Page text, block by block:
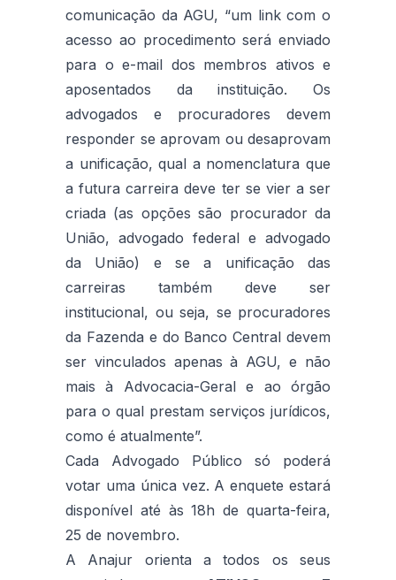
comunicação da AGU, “um link com o
acesso ao procedimento será enviado
para o e-mail dos membros ativos e
aposentados da instituição. Os
advogados e procuradores devem
responder se aprovam ou desaprovam
a unificação, qual a nomenclatura que
a futura carreira deve ter se vier a ser
criada (as opções são procurador da
União, advogado federal e advogado
da União) e se a unificação das
carreiras também deve ser
institucional, ou seja, se procuradores
da Fazenda e do Banco Central devem
ser vinculados apenas à AGU, e não
mais à Advocacia-Geral e ao órgão
para o qual prestam serviços jurídicos,
como é atualmente”.
Cada Advogado Público só poderá
votar uma única vez. A enquete estará
disponível até às 18h de quarta-feira,
25 de novembro.
A Anajur orienta a todos os seus